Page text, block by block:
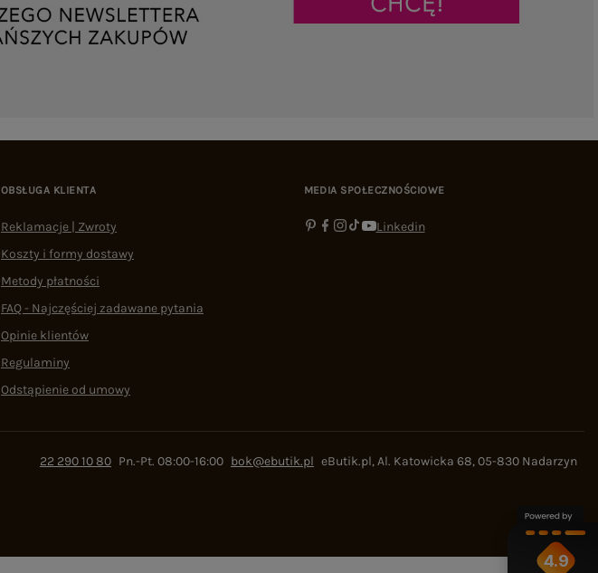
OBSŁUGA KLIENTA
Reklamacje | Zwroty
Koszty i formy dostawy
Metody płatności
FAQ - Najczęściej zadawane pytania
Opinie klientów
Regulaminy
Odstąpienie od umowy
MEDIA SPOŁECZNOŚCIOWE
Linkedin
22 290 10 80 Pn.-Pt. 08:00-16:00 bok@ebutik.pl eButik.pl,Al. Katowicka 68,05-830 Nadarzyn
4.9